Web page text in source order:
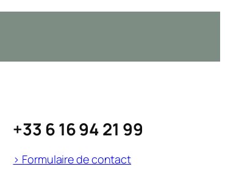
+33 6 16 94 21 99
> Formulaire de contact